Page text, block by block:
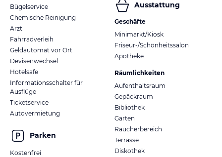
Bügelservice
Chemische Reinigung
Arzt
Fahrradverleih
Geldautomat vor Ort
Devisenwechsel
Hotelsafe
Informationsschalter für
Ausflüge
Ticketservice
Autovermietung
Parken
Kostenfrei
Ausstattung
Geschäfte
Minimarkt/Kiosk
Friseur-/Schönheitssalon
Apotheke
Räumlichkeiten
Aufenthaltsraum
Gepäckraum
Bibliothek
Garten
Raucherbereich
Terrasse
Diskothek